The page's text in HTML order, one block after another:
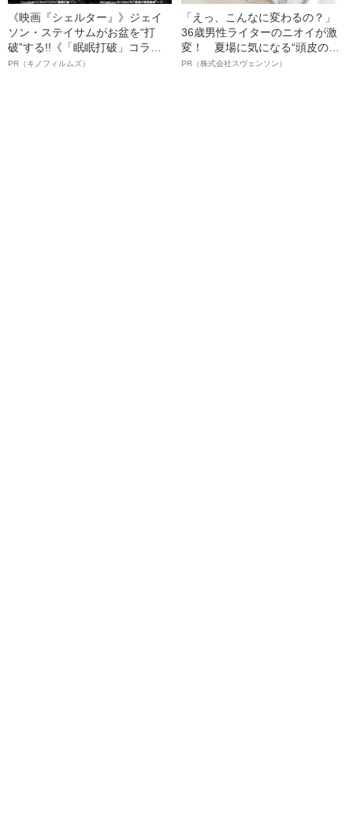
《映画『シェルター』》ジェイ
ソン・ステイサムがお盆を“打
破”する!!《「眠眠打破」コラ
ボ》
PR（キノフィルムズ）
「えっ、こんなに変わるの？」
36歳男性ライターのニオイが激
変！ 夏場に気になる“頭皮のニ
オイ”や“ベタつき”を解消す
PR（株式会社スヴェンソン）